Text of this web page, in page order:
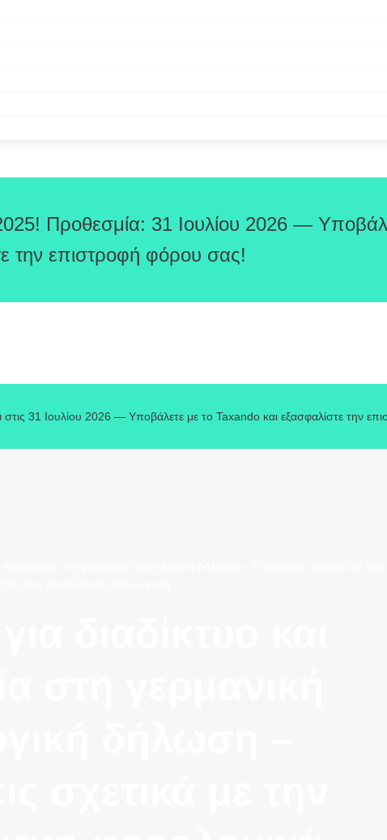
Προθεσμία: 31 Ιουλίου 2026 —
την επιστροφή φόρου σας!
31 Ιουλίου 2026 — Υποβάλετε με το Taxando και εξασφαλίστε την